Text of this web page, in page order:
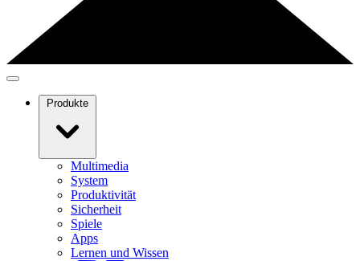
Produkte
Multimedia
System
Produktivität
Sicherheit
Spiele
Apps
Lernen und Wissen